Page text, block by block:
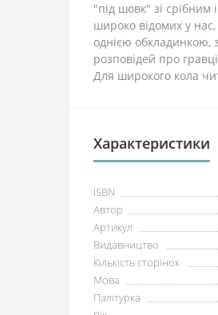
"під шовк" зі срібним
широко відомих у
однією обкладинкою,
розповідей про
Для широкого кола
Характеристики
ISBN
Автор
Артикул
Видавництво
Кількість сторінок
Мова
Палітурка